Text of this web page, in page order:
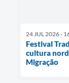
24 JUL 2026 -
Festival
cultura
Migração